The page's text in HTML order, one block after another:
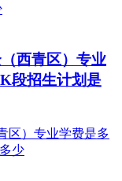
西青区）专业
段招生计划是